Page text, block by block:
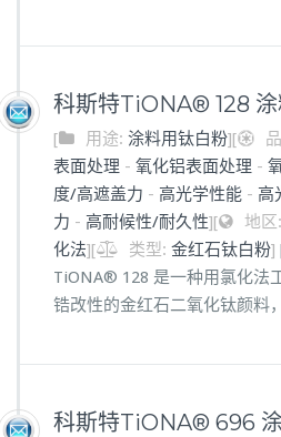
科斯特TiONA® 128
[ 用途: 涂料用钛白粉][
表面处理 - 氧化铝表面处理 -
度/高遮盖力 - 高光学性能 - 高
力 - 高耐候性/耐久性][ 地区:
化法][ 类型: 金红石钛白粉]
TiONA® 128 是一种用氯化法
锆改性的金红石二氧化钛颜料
科斯特TiONA® 696